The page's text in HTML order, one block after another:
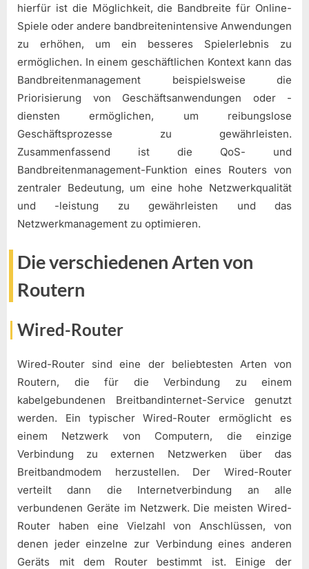
hierfür ist die Möglichkeit, die Bandbreite für Online-
Spiele oder andere bandbreitenintensive Anwendungen
zu erhöhen, um ein besseres Spielerlebnis zu
ermöglichen. In einem geschäftlichen Kontext kann das
Bandbreitenmanagement beispielsweise die
Priorisierung von Geschäftsanwendungen oder -
diensten ermöglichen, um reibungslose
Geschäftsprozesse zu gewährleisten.
Zusammenfassend ist die QoS- und
Bandbreitenmanagement-Funktion eines Routers von
zentraler Bedeutung, um eine hohe Netzwerkqualität
und -leistung zu gewährleisten und das
Netzwerkmanagement zu optimieren.
Die verschiedenen Arten von
Routern
Wired-Router
Wired-Router sind eine der beliebtesten Arten von
Routern, die für die Verbindung zu einem
kabelgebundenen Breitbandinternet-Service genutzt
werden. Ein typischer Wired-Router ermöglicht es
einem Netzwerk von Computern, die einzige
Verbindung zu externen Netzwerken über das
Breitbandmodem herzustellen. Der Wired-Router
verteilt dann die Internetverbindung an alle
verbundenen Geräte im Netzwerk. Die meisten Wired-
Router haben eine Vielzahl von Anschlüssen, von
denen jeder einzelne zur Verbindung eines anderen
Geräts mit dem Router bestimmt ist. Einige der